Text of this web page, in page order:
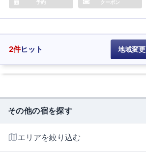
予約 クーポン
2件ヒット 地域変更
その他の宿を探す
エリアを絞り込む